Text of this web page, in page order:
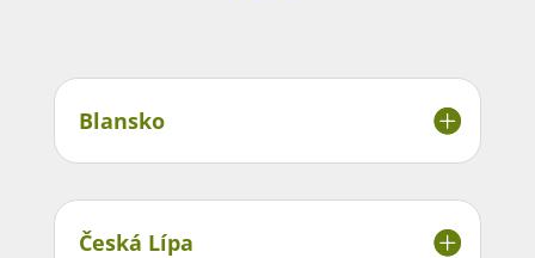
Blansko
Česká Lípa